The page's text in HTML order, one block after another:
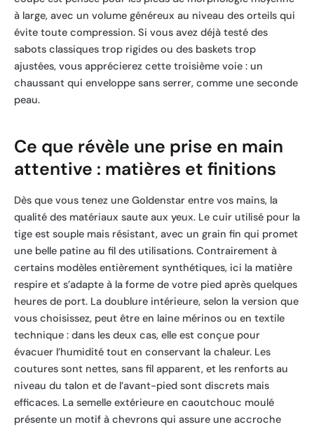
à large, avec un volume généreux au niveau des orteils qui
évite toute compression. Si vous avez déjà testé des
sabots classiques trop rigides ou des baskets trop
ajustées, vous apprécierez cette troisième voie : un
chaussant qui enveloppe sans serrer, comme une seconde
peau.
Ce que révèle une prise en main
attentive : matières et finitions
Dès que vous tenez une Goldenstar entre vos mains, la
qualité des matériaux saute aux yeux. Le cuir utilisé pour la
tige est souple mais résistant, avec un grain fin qui promet
une belle patine au fil des utilisations. Contrairement à
certains modèles entièrement synthétiques, ici la matière
respire et s’adapte à la forme de votre pied après quelques
heures de port. La doublure intérieure, selon la version que
vous choisissez, peut être en laine mérinos ou en textile
technique : dans les deux cas, elle est conçue pour
évacuer l’humidité tout en conservant la chaleur. Les
coutures sont nettes, sans fil apparent, et les renforts au
niveau du talon et de l’avant-pied sont discrets mais
efficaces. La semelle extérieure en caoutchouc moulé
présente un motif à chevrons qui assure une accroche